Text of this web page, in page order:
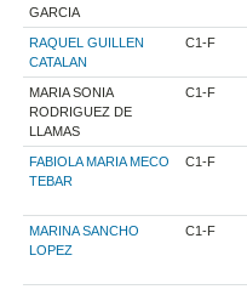
GARCIA
RAQUEL GUILLEN
CATALAN
C1-F
MARIA SONIA
RODRIGUEZ DE
LLAMAS
C1-F
FABIOLA MARIA MECO
TEBAR
C1-F
MARINA SANCHO
LOPEZ
C1-F